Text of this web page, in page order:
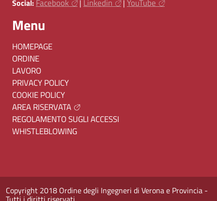
Social: Facebook | Linkedin | YouTube
Menu
HOMEPAGE
ORDINE
LAVORO
PRIVACY POLICY
COOKIE POLICY
AREA RISERVATA
REGOLAMENTO SUGLI ACCESSI
WHISTLEBLOWING
Copyright 2018 Ordine degli Ingegneri di Verona e Provincia -